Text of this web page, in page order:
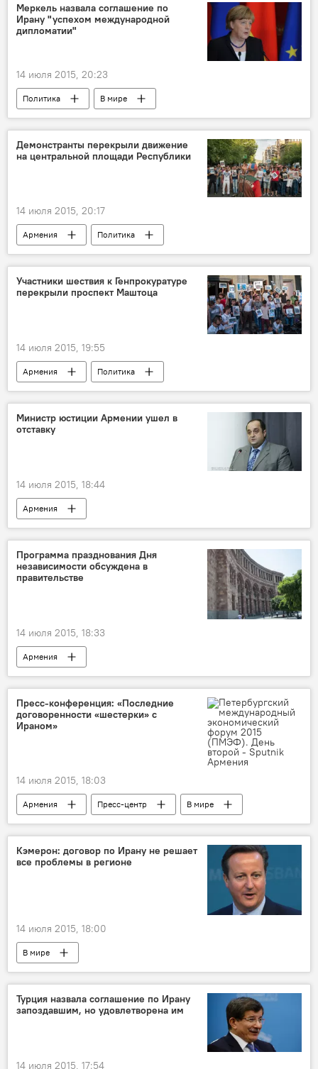
Меркель назвала соглашение по
Ирану "успехом международной
дипломатии"
14 июля 2015, 20:23
Политика В мире
Демонстранты перекрыли движение
на центральной площади Республики
14 июля 2015, 20:17
Армения Политика
Участники шествия к Генпрокуратуре
перекрыли проспект Маштоца
14 июля 2015, 19:55
Армения Политика
Министр юстиции Армении ушел в
отставку
14 июля 2015, 18:44
Армения
Программа празднования Дня
независимости обсуждена в
правительстве
14 июля 2015, 18:33
Армения
Пресс-конференция: «Последние
договоренности «шестерки» с
Ираном»
14 июля 2015, 18:03
Армения Пресс-центр В мире
Кэмерон: договор по Ирану не решает
все проблемы в регионе
14 июля 2015, 18:00
В мире
Турция назвала соглашение по Ирану
запоздавшим, но удовлетворена им
14 июля 2015, 17:54